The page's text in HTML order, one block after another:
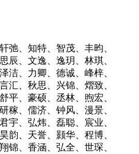
弛、知特、智茂、丰昀、
辰、文逸、逸玥、林琪、
洁、力卿、德诚、峰梓、
汇、秋思、兴锦、熠致、
平、豪硕、丞林、煦宏、
稼、儒济、钟风、漫景、
宇、弘炜、磊聪、宸业、
韵、天誉、颢华、程博、
锦、香涵、弘全、世琛、